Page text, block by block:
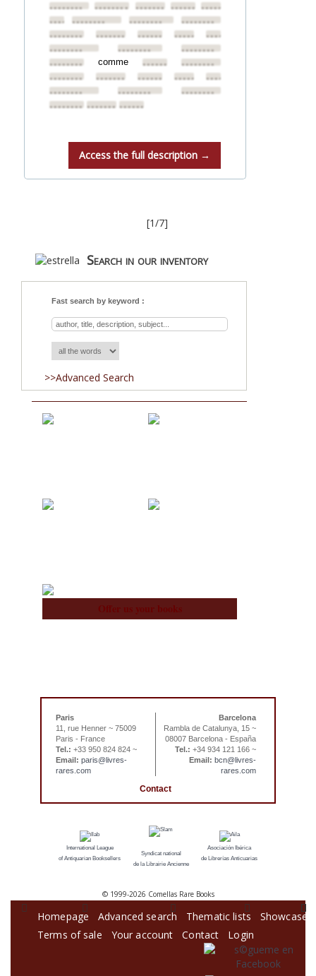
••••••••
•••••••• •••••••• ••••••••••••••••
•••••••••••••••• ••••••••
••••••••
••••••••
•••••••• •••••••• ••••••••••••••••
••••••••
••••••••
••••••••
•••••••• comme ••••••••
••••••••
••••••••
•••••••• •••••••• ••••••••••••••••
••••••••
••••••••
••••••••
•••••••• ••••••••••••••••
Access the full description →
[1/7]
Search in our inventory
Fast search by keyword :
>>Advanced Search
Paris
11, rue Henner ~ 75009
Paris - France
Tel.: +33 950 824 824 ~
Email: paris@livres-
rares.com
Barcelona
Rambla de Catalunya, 15 ~
08007 Barcelona - España
Tel.: +34 934 121 166 ~
Email: bcn@livres-
rares.com
Contact
International League
of Antiquarian Booksellers
Syndicat national
de la Librairie Ancienne
Asociación Ibérica
de Librerías Anticuarias
© 1999-2026 Comellas Rare Books
Homepage Advanced search Thematic lists
Showcase
Terms of sale
Your account Contact Login